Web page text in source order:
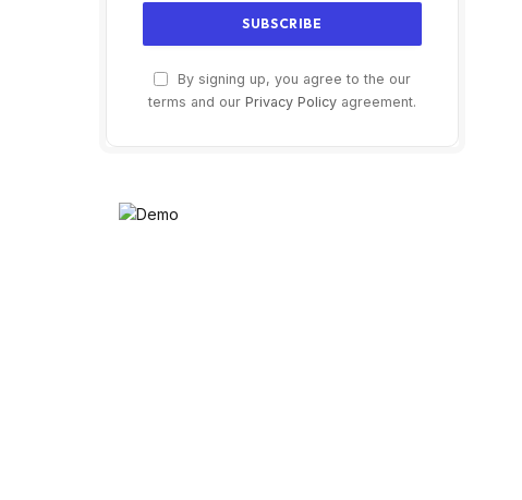
By signing up, you agree to the our
terms and our Privacy Policy agreement.